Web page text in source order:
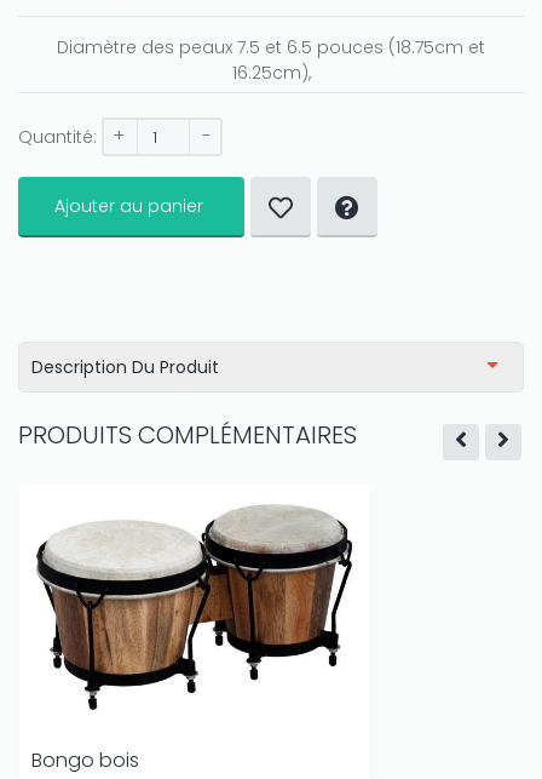
Diamètre des peaux 7.5 et 6.5 pouces (18.75cm et
16.25cm),
Quantité: + -
Ajouter au panier
Description Du Produit
PRODUITS COMPLÉMENTAIRES
Bongo bois